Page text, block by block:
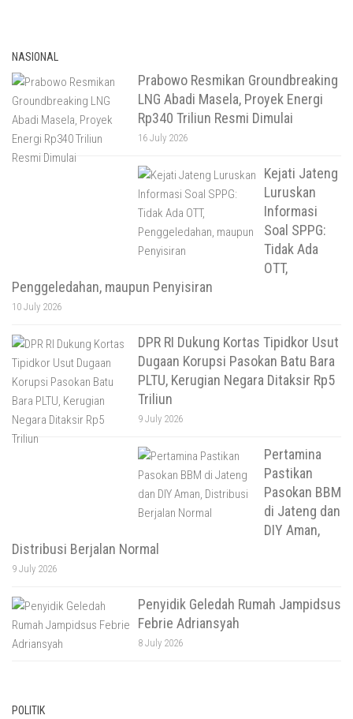
NASIONAL
Prabowo Resmikan Groundbreaking
LNG Abadi Masela, Proyek Energi
Rp340 Triliun Resmi Dimulai
16 July 2026
Kejati Jateng
Luruskan
Informasi
Soal SPPG:
Tidak Ada
OTT,
Penggeledahan, maupun Penyisiran
10 July 2026
DPR RI Dukung Kortas Tipidkor Usut
Dugaan Korupsi Pasokan Batu Bara
PLTU, Kerugian Negara Ditaksir Rp5
Triliun
9 July 2026
Pertamina
Pastikan
Pasokan BBM
di Jateng dan
DIY Aman,
Distribusi Berjalan Normal
9 July 2026
Penyidik Geledah Rumah Jampidsus
Febrie Adriansyah
8 July 2026
POLITIK